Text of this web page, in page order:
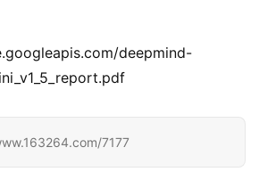
deepmind-
7177